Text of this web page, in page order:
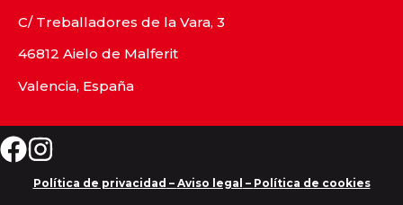
C/ Treballadores de la Vara, 3
46812 Aielo de Malferit
Valencia, España
Política de privacidad – Aviso legal – Política de cookies